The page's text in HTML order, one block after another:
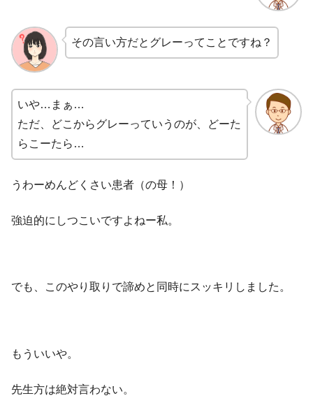
その言い方だとグレーってことですね？
いや…まぁ…
ただ、どこからグレーっていうのが、どーた
らこーたら…
うわーめんどくさい患者（の母！）
強迫的にしつこいですよねー私。
でも、このやり取りで諦めと同時にスッキリしました。
もういいや。
先生方は絶対言わない。